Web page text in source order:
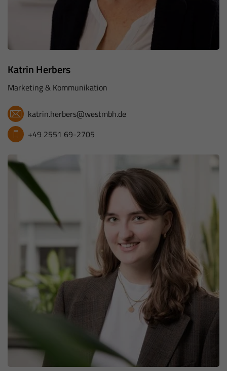
Katrin Herbers
Marketing & Kommunikation
katrin.herbers@westmbh.de
+49 2551 69-2705